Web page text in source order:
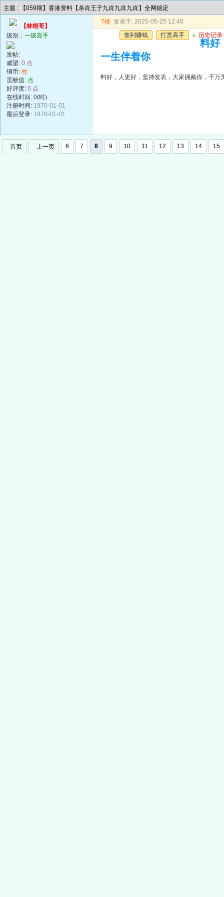
主题 : 【059期】香港资料【杀肖王子九肖九肖九肖】全网稳定
【林根哥】
级别： 一级高手
发帖:
威望: 0 点
铜币: 枚
贡献值: 点
好评度: 0 点
在线时间: 0(时)
注册时间: 1970-01-01
最后登录: 1970-01-01
7楼 发表于: 2025-05-25 12:40
签到赚钱
打赏高手 u 历史记录
料好
一生伴着你
料好，人更好，坚持发表，大家拥戴你，千万
首页 上一页 6 7 8 9 10 11 12 13 14 15